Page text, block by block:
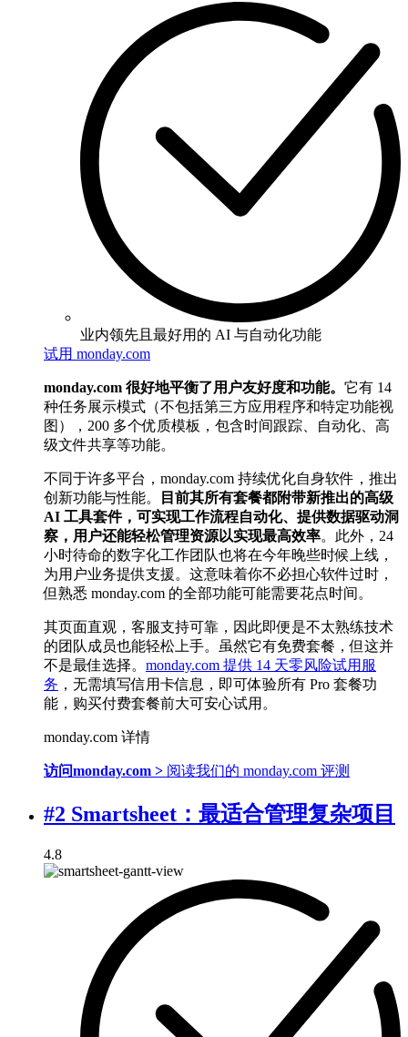
业内领先且最好用的 AI 与自动化功能
试用 monday.com
monday.com 很好地平衡了用户友好度和功能。 它有 14
种任务展示模式（不包括第三方应用程序和特定功能视
图），200 多个优质模板，包含时间跟踪、自动化、高
级文件共享等功能。
不同于许多平台，monday.com 持续优化自身软件，推出
创新功能与性能。
目前其所有套餐都附带新推出的高级
AI 工具套件，可实现工作流程自动化、提供数据驱动洞
察，用户还能轻松管理资源以实现最高效率。此外，24
小时待命的数字化工作团队也将在今年晚些时候上线，
为用户业务提供支援。这意味着你不必担心软件过时，
但熟悉 monday.com 的全部功能可能需要花点时间。
其页面直观，客服支持可靠，因此即便是不太熟练技术
的团队成员也能轻松上手。虽然它有免费套餐，但这并
不是最佳选择。 monday.com 提供 14 天零风险试用服
务 ，无需填写信用卡信息，即可体验所有 Pro 套餐功
能，购买付费套餐前大可安心试用。
monday.com 详情
访问monday.com > 阅读我们的 monday.com 评测
#2 Smartsheet：最适合管理复杂项目
4.8